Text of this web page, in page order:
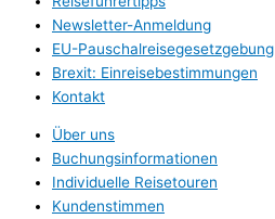
Newsletter-Anmeldung
EU-Pauschalreisegesetzgebung
Brexit: Einreisebestimmungen
Kontakt
Über uns
Buchungsinformationen
Individuelle Reisetouren
Kundenstimmen